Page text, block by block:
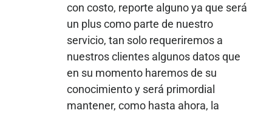
con costo, reporte alguno ya que será
un plus como parte de nuestro
servicio, tan solo requeriremos a
nuestros clientes algunos datos que
en su momento haremos de su
conocimiento y será primordial
mantener, como hasta ahora, la